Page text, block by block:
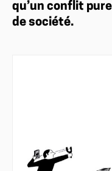
qu’un conflit
de société.